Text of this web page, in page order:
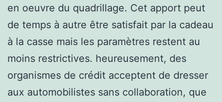
en oeuvre du quadrillage. Cet apport peut
de temps à autre être satisfait par la cadeau
à la casse mais les paramètres restent au
moins restrictives. heureusement, des
organismes de crédit acceptent de dresser
aux automobilistes sans collaboration, que